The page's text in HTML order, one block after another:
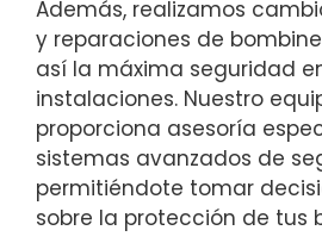
Además, realizamos
y reparaciones de
así la máxima seguridad
instalaciones. Nuestro
proporciona asesoría
sistemas avanzados de
permitiéndote tomar
sobre la protección de tus